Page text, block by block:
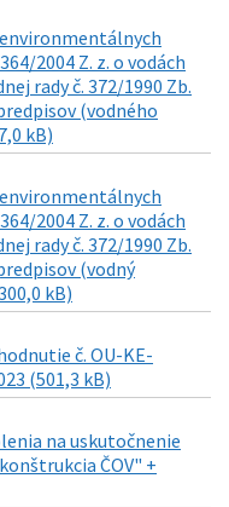
2004 Z. z. o vodách
rady č. 372/1990 Zb.
(vodného
kB)
2004 Z. z. o vodách
rady č. 372/1990 Zb.
(vodný
kB)
č. OU-KE-
(501,3 kB)
na uskutočnenie
ČOV" +